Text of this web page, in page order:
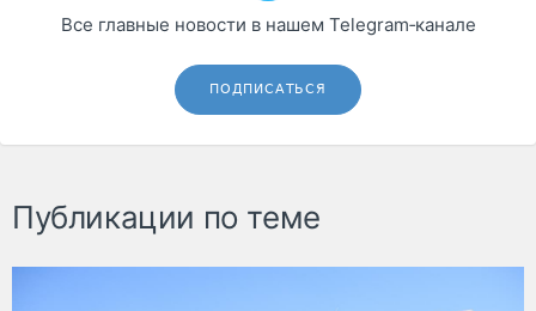
Все главные новости в нашем Telegram‑канале
ПОДПИСАТЬСЯ
Публикации по теме